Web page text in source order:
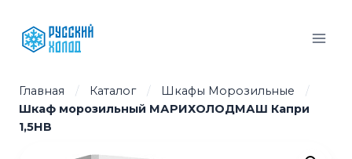
содержимому
Главная / Каталог / Шкафы Морозильные
/
Шкаф морозильный МАРИХОЛОДМАШ Капри
1,5НВ